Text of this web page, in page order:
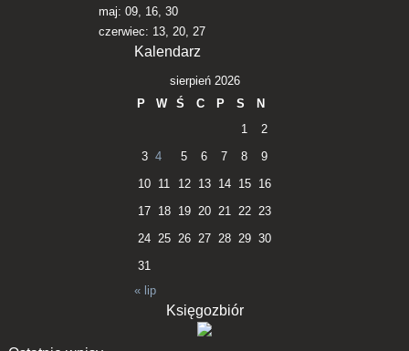
maj: 09, 16, 30
czerwiec: 13, 20, 27
Kalendarz
sierpień 2026
P
W Ś C P S
N
1
2
3 4 5 6 7 8
9
10 11 12 13 14 15
16
17 18 19 20 21 22 23
24 25 26 27 28 29 30
31
« lip
Księgozbiór